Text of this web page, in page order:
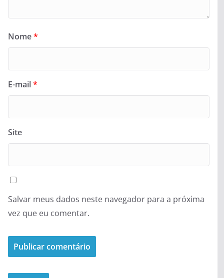
Nome*
E-mail*
Site
Salvar meus dados neste navegador para a próxima
vez que eu comentar.